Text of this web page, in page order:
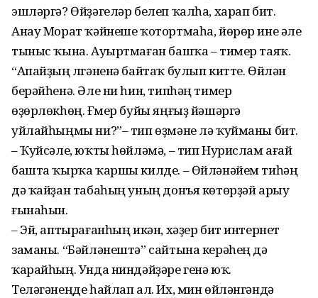
эшләргә? Өйҙәге­ләр белеп ҡалһа, харап бит.
Анау Морат ҡәйнеше ҡотор­т­маһа, йөрөр ине әле
тыныс ҡына. Ауыртмаған башҡа – тимер таяҡ.
“Апайҙың үлгәненә байтаҡ булып китте. Өйлән
берәйһенә. Әле ни һин, типһәң тимер
өҙөрлөкһөң. Ғүмер буйы яңғыҙ йәшәргә
уйлайһыңмы ни?”– тип өҙмәне лә ҡуйманы бит.
– Ҡуйсәле, юҡты һөйләмә, – тип Нурислам ағай
башта ҡырҡа ҡаршы килде. – Өй­ләнәйем тиһәң
дә ҡайҙан табаһың уның донъя көтөрҙәй арыу
ғынаһын.
– Эй, аптырағанһың икән, хәҙер бит интернет
заманы. “Бәйләнештә” сайтына керәһең дә
ҡарайһың. Унда ниндәйҙәре генә юҡ.
Теләгәнеңде һайлап ал. Их, мин өйләнгәндә